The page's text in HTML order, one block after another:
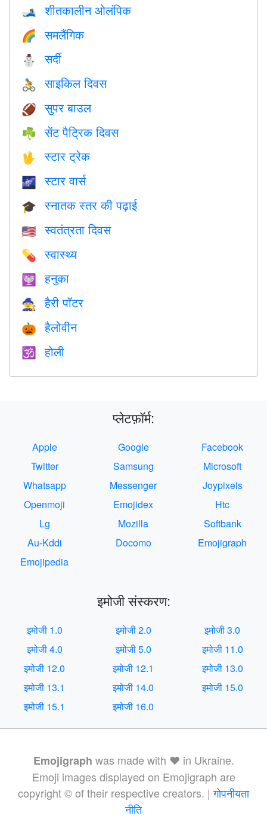
🎿 शीतकालीन ओलंपिक
🌈 समलैंगिक
⛄ सर्दी
🚴 साइकिल दिवस
🏈 सुपर बाउल
☘️ सेंट पैट्रिक दिवस
🖖 स्टार ट्रेक
🌌 स्टार वार्स
🎓 स्नातक स्तर की पढ़ाई
🇺🇸 स्वतंत्रता दिवस
💊 स्वास्थ्य
🕎 हनुका
🧙 हैरी पॉटर
🎃 हैलोवीन
🕉 होली
प्लेटफ़ॉर्म:
Apple Google
Facebook
Twitter
Samsung
Microsoft
Whatsapp
Messenger
Joypixels
Openmoji
Emojidex
Htc
Lg
Mozilla
Softbank
Au-Kddi
Docomo
Emojigraph
Emojipedia
इमोजी संस्करण:
इमोजी 1.0 इमोजी 2.0
इमोजी 3.0
इमोजी 4.0
इमोजी 5.0
इमोजी 11.0
इमोजी 12.0
इमोजी 12.1
इमोजी 13.0
इमोजी 13.1
इमोजी 14.0
इमोजी 15.0
इमोजी 15.1
इमोजी 16.0
Emojigraph was made with ❤️ in Ukraine.
Emoji images displayed on Emojigraph are
copyright © of their respective creators. |गोपनीयता
नीति